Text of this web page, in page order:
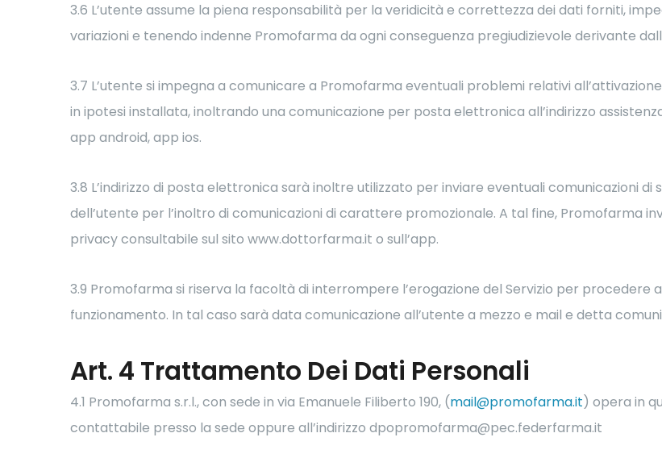
3.6 L’utente assume la piena responsabilità per la veridicità e correttezza dei dati forniti,
variazioni e tenendo indenne Promofarma da ogni conseguenza pregiudizievole derivante
3.7 L’utente si impegna a comunicare a Promofarma eventuali problemi relativi
in ipotesi installata, inoltrando una comunicazione per posta elettronica all’indirizzo
app android, app ios.
3.8 L’indirizzo di posta elettronica sarà inoltre utilizzato per inviare eventuali comunicazioni
dell’utente per l’inoltro di comunicazioni di carattere promozionale. A tal fine, Promofarma
privacy consultabile sul sito www.dottorfarma.it o sull’app.
3.9 Promofarma si riserva la facoltà di interrompere l’erogazione del Servizio per procedere
funzionamento. In tal caso sarà data comunicazione all’utente a mezzo e mail e detta
Art. 4 Trattamento Dei Dati Personali
4.1 Promofarma s.r.l., con sede in via Emanuele Filiberto 190, (mail@promofarma.it) opera in
contattabile presso la sede oppure all’indirizzo dpopromofarma@pec.federfarma.it